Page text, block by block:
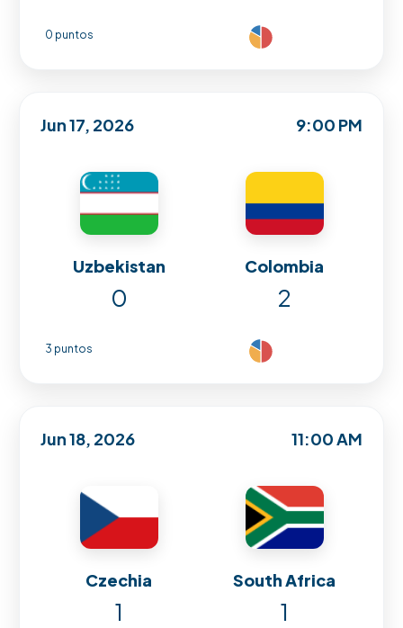
0 puntos
Jun 17, 2026 9:00 PM
Uzbekistan Colombia
0 2
3 puntos
Jun 18, 2026 11:00 AM
Czechia South Africa
1 1